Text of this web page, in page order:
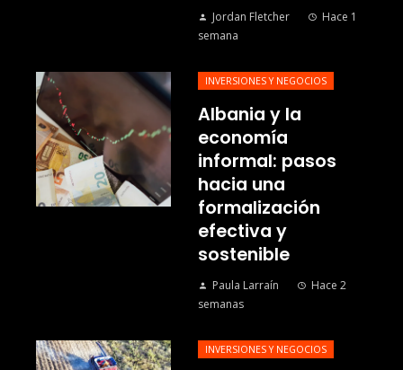
Jordan Fletcher
Hace 1
semana
INVERSIONES Y NEGOCIOS
Albania y la
economía
informal: pasos
hacia una
formalización
efectiva y
sostenible
Paula Larraín
Hace 2
semanas
INVERSIONES Y NEGOCIOS